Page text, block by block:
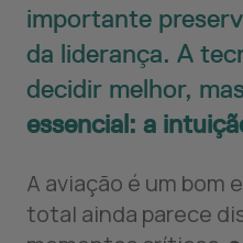
importante
da liderança. A
decidir melhor,
essencial: a
A aviação é um bom
total ainda parece